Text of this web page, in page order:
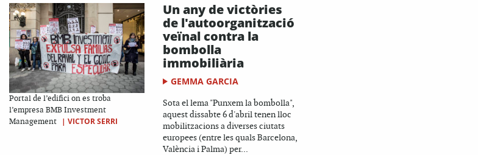
Portal de l’edifici on es troba
l’empresa BMB Investment
Management
| VICTOR SERRI
Un any de victòries
de l'autoorganització
veïnal contra la
bombolla
immobiliària
GEMMA GARCIA
Sota el lema "Punxem la bombolla",
aquest dissabte 6 d'abril tenen lloc
mobilitzacions a diverses ciutats
europees (entre les quals Barcelona,
València i Palma) per...